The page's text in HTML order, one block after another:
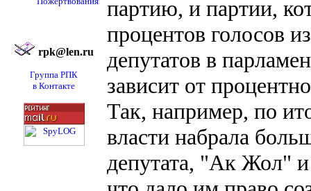
rpk@len.ru
Группа РПК
в Контакте
партию, и партии,
процентов голосов
депутатов в
зависит от
Так, например, по
власти набрала
депутата, "Ак Жол"